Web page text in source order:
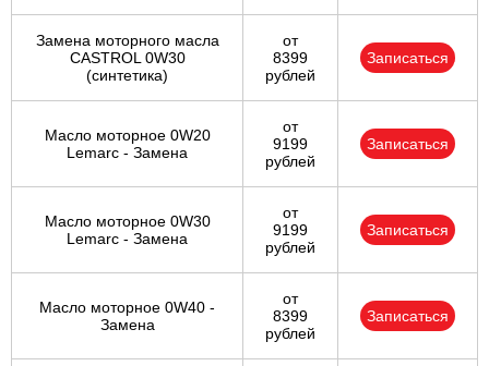
Замена моторного масла
CASTROL 0W30
(синтетика)
от
8399
рублей
Записаться
Масло моторное 0W20
Lemarc - Замена
от
9199
рублей
Записаться
Масло моторное 0W30
Lemarc - Замена
от
9199
рублей
Записаться
Масло моторное 0W40 -
Замена
от
8399
рублей
Записаться